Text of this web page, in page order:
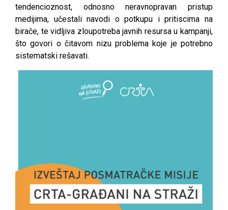
tendencioznost, odnosno neravnopravan pristup
medijima, učestali navodi o potkupu i pritiscima na
birače, te vidljiva zloupotreba javnih resursa u kampanji,
što govori o čitavom nizu problema koje je potrebno
sistematski rešavati.